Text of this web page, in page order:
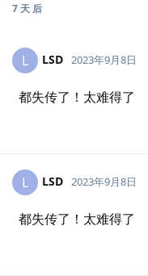
7 天 后
L LSD 2023年9月8日
都失传了！太难得了
L LSD 2023年9月8日
都失传了！太难得了